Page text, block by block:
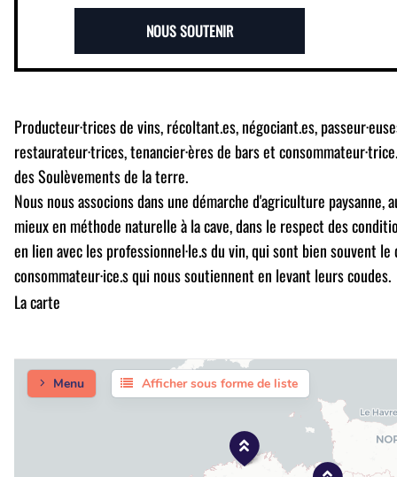
NOUS SOUTENIR
Producteur·trices de vins, récoltant.es, négociant.es,
restaurateur·trices, tenancier·ères de bars et
des Soulèvements de la terre.
Nous nous associons dans une démarche d'agriculture paysanne,
mieux en méthode naturelle à la cave, dans le respect des
en lien avec les professionnel·le.s du vin, qui sont bien souvent
consommateur·ice.s qui nous soutiennent en levant leurs coudes.
La carte